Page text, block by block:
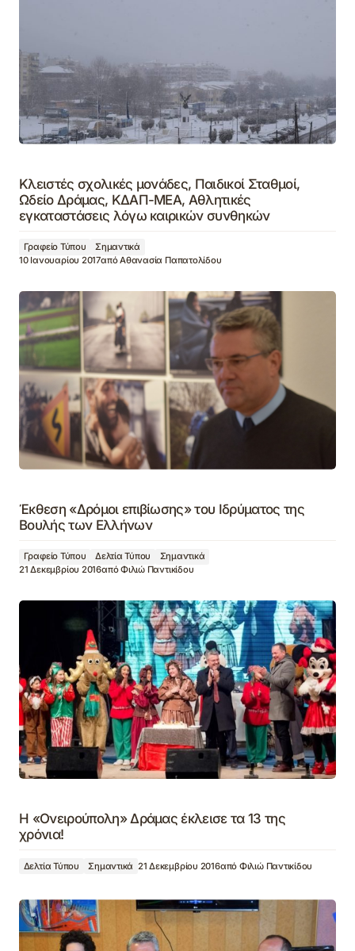
Κλειστές σχολικές μονάδες, Παιδικοί Σταθμοί,
Ωδείο Δράμας, ΚΔΑΠ-ΜΕΑ, Αθλητικές
εγκαταστάσεις λόγω καιρικών συνθηκών
Γραφείο Τύπου
Σημαντικά
10 Ιανουαρίου 2017απόΑθανασία Παπατολίδου
Έκθεση «Δρόμοι επιβίωσης» του Ιδρύματος της
Βουλής των Ελλήνων
Γραφείο Τύπου Δελτία Τύπου
Σημαντικά
21 Δεκεμβρίου 2016απόΦιλιώ Παντικίδου
Η «Ονειρούπολη» Δράμας έκλεισε τα 13 της
χρόνια!
Δελτία Τύπου Σημαντικά 21 Δεκεμβρίου 2016από Φιλιώ Παντικίδου